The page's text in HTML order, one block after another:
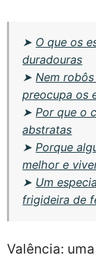
➤ O que os
duradouras
➤Nem
preocupa os
➤Por que o
abstratas
➤Porque
melhor e
➤ Um
frigideira de
Valência: